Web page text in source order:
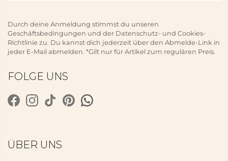
Durch deine Anmeldung stimmst du unseren
Geschäftsbedingungen und der Datenschutz- und Cookies-
Richtlinie zu. Du kannst dich jederzeit über den Abmelde-Link in
jeder E-Mail abmelden. *Gilt nur für Artikel zum regulären Preis.
FOLGE UNS
ÜBER UNS